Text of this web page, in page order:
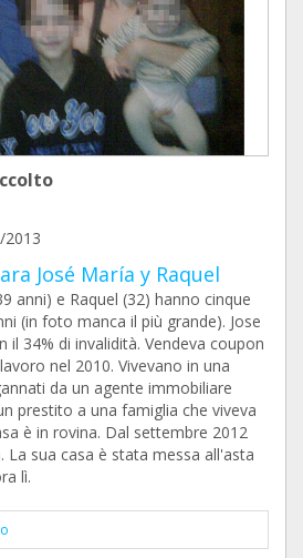
José María y Raquel
anni) e Raquel (32) hanno cinque
(in foto manca il più grande). Jose
il 34% di invalidità. Vendeva coupon
nel 2010. Vivevano in una
da un agente immobiliare
prestito a una famiglia che viveva
è in rovina. Dal settembre 2012
La sua casa è stata messa all'asta
lì.